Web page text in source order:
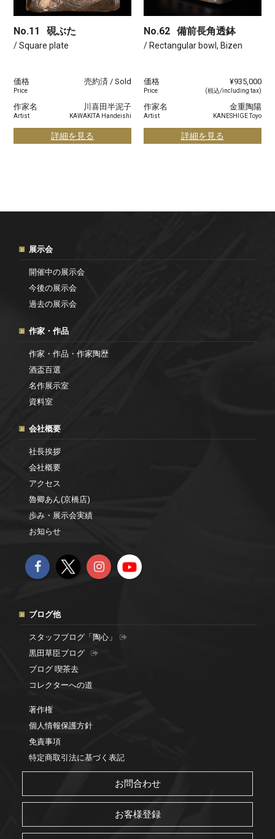
No.11 硯ぶた
/ Square plate
価格
Price
売約済 / Sold
作家名
Artist
川喜田半泥子
KAWAKITA Handeishi
詳細を見る
No.62 備前長角透鉢
/ Rectangular bowl, Bizen
価格
Price
¥935,000
(税込/including tax)
作家名
Artist
金重陶陽
KANESHIGE Toyo
詳細を見る
展示会
開催中の展示会
今後の展示会
過去の展示会
作家・作品
作家・作品・作家陶歴
酒盃百選
名作展示室
資料室
会社概要
社長挨拶
会社概要
アクセス
魯卿あん(京橋店)
歩み・展示会実績
お知らせ
ブログ他
スタッフブログ「陶心」
黒田草臣ブログ
ブログ 喫茶去
コレクターへの道
著作権
個人情報保護方針
免責事項
特定商取引法に基づく表記
お問合わせ
お客様登録